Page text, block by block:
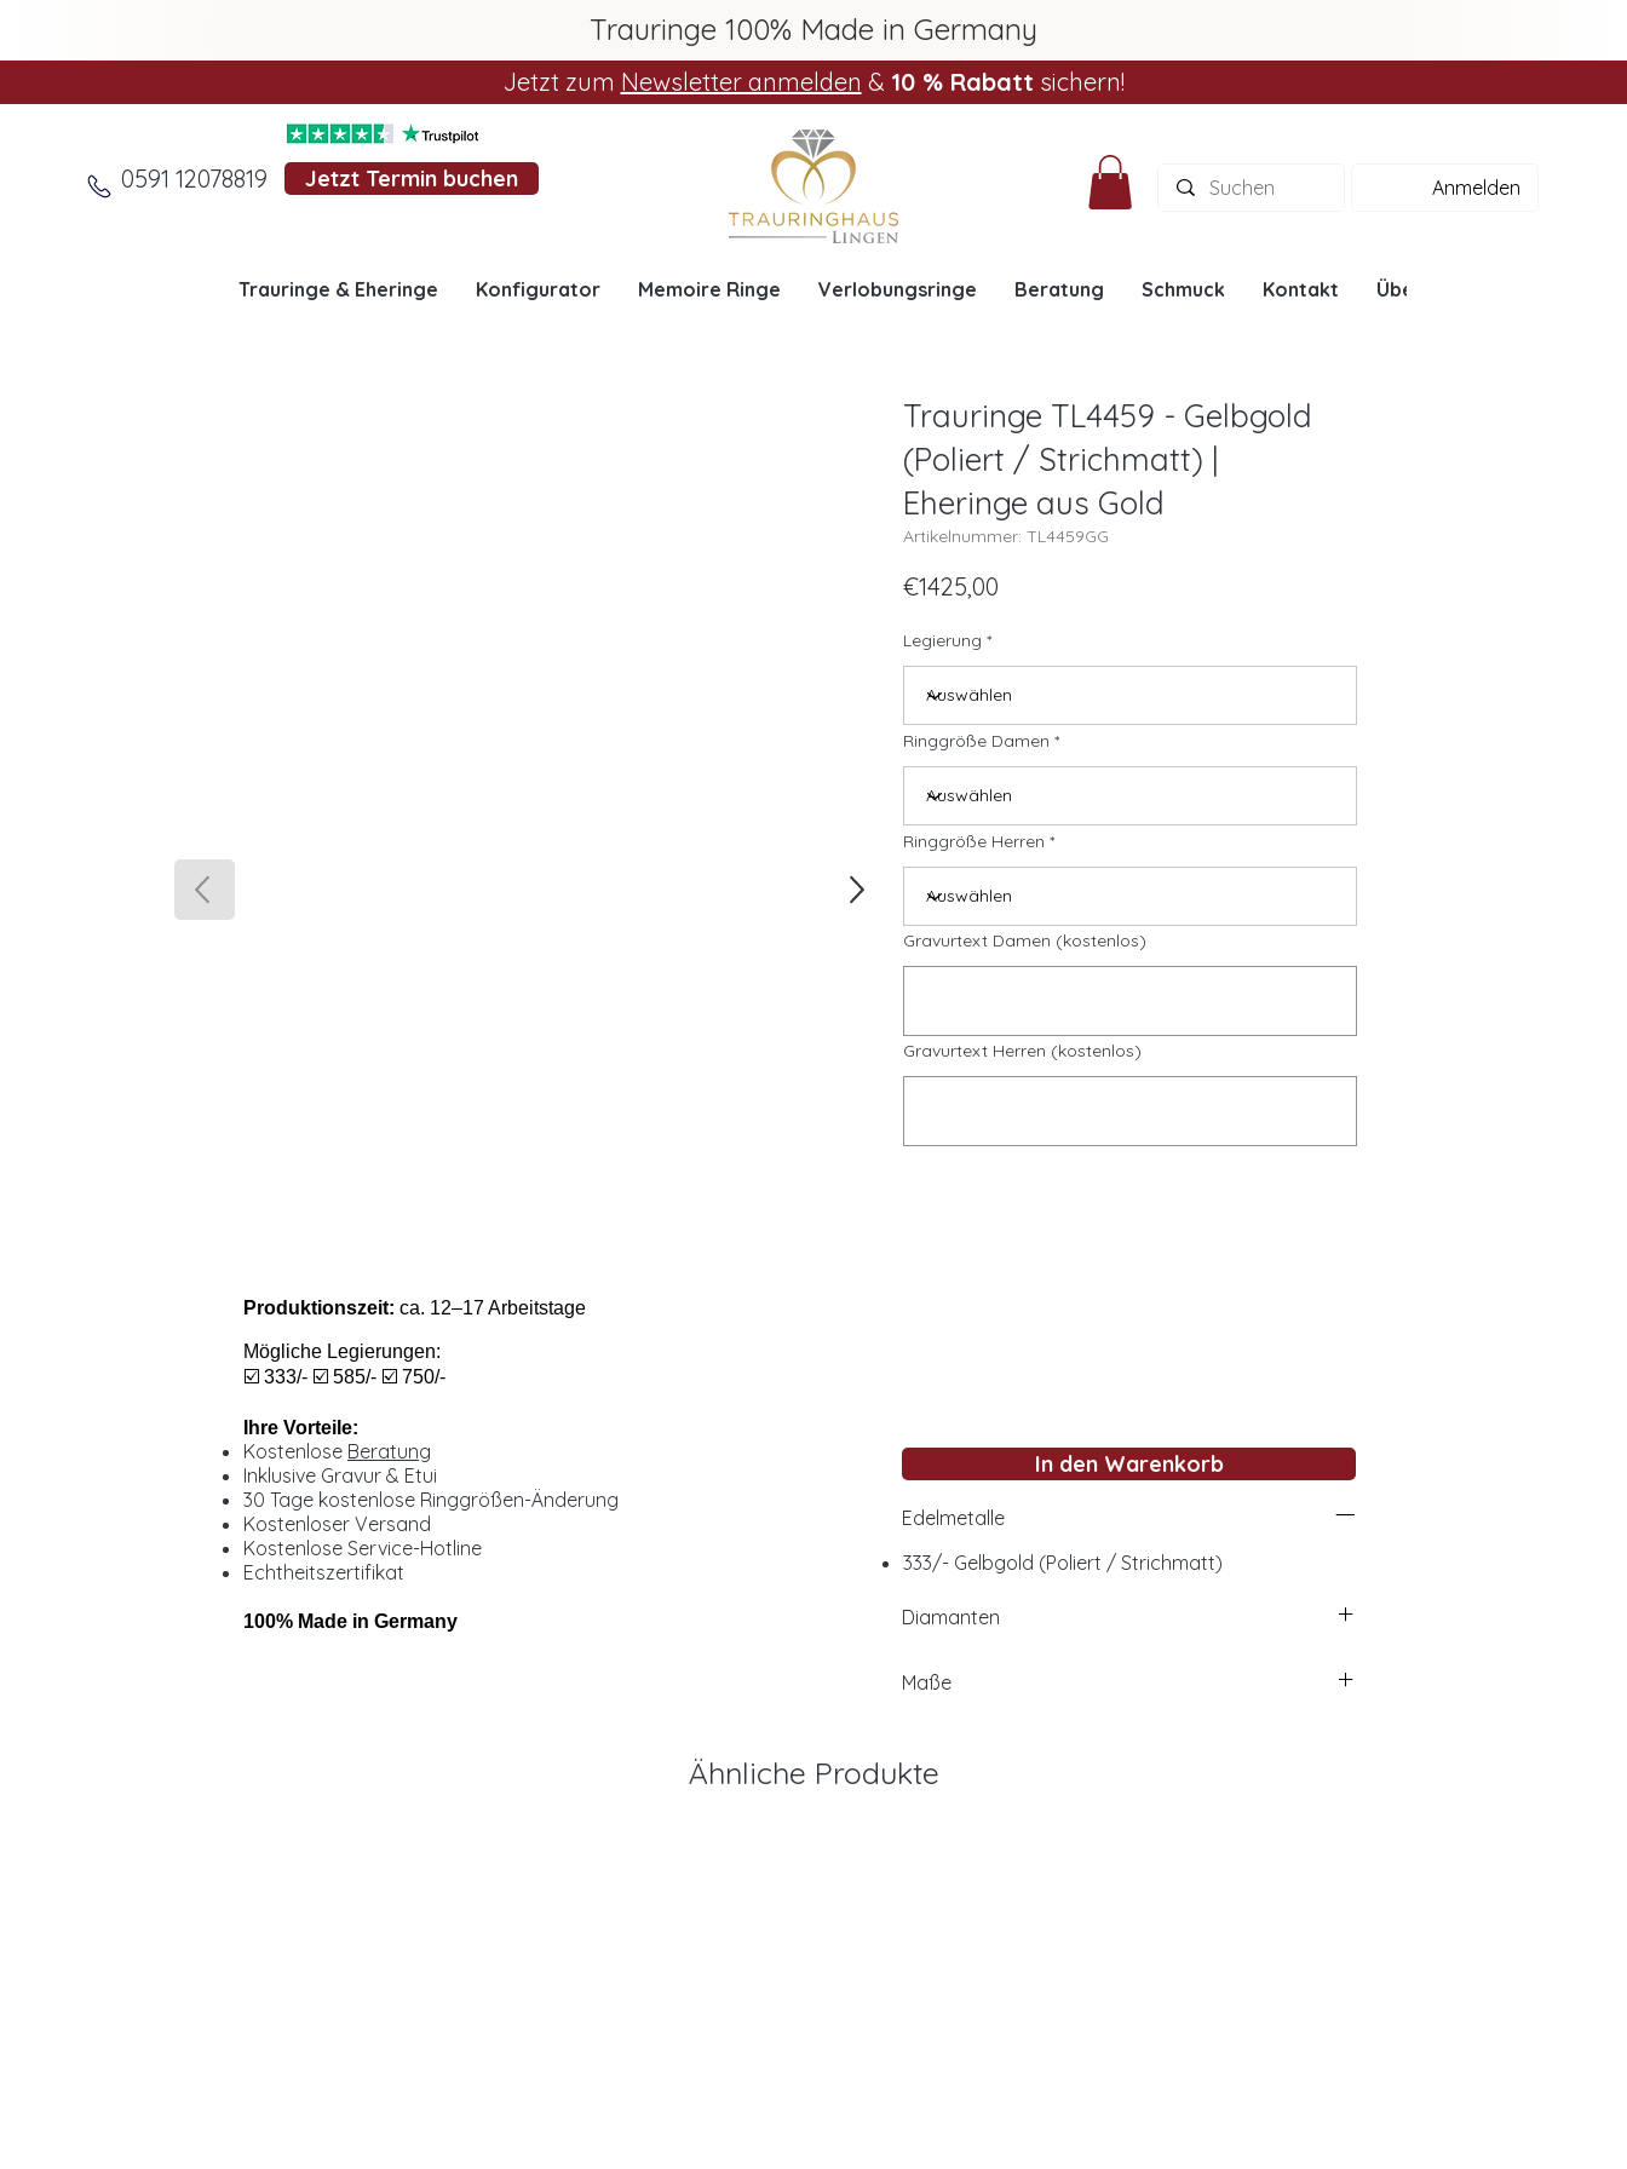
Trauringe 100% Made in Germany
Jetzt zum Newsletter anmelden & 10 % Rabatt sichern!
0591 12078819 Jetzt Termin buchen Anmelden
Trauringe & Eheringe Konfigurator Memoire Ringe Verlobungsringe Beratung Schmuck Kontakt Über uns
Produktionszeit: ca. 12–17 Arbeitstage
Mögliche Legierungen:
☑️ 333/- ☑️ 585/- ☑️ 750/-
Ihre Vorteile:
Kostenlose Beratung
Inklusive Gravur & Etui
30 Tage kostenlose Ringgrößen-Änderung
Kostenloser Versand
Kostenlose Service-Hotline
Echtheitszertifikat
100% Made in Germany
Trauringe TL4459 - Gelbgold
(Poliert / Strichmatt) |
Eheringe aus Gold
Artikelnummer: TL4459GG
€1425,00
Legierung
Ringgröße Damen
Ringgröße Herren
Gravurtext Damen (kostenlos)
Gravurtext Herren (kostenlos)
In den Warenkorb
Edelmetalle
333/- Gelbgold (Poliert / Strichmatt)
Diamanten
Maße
Ähnliche Produkte